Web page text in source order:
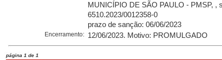
MUNICÍPIO DE SÃO PAULO - PMSP, ,
6510.2023/0012358-0
prazo de sanção: 06/06/2023
Encerramento: 12/06/2023. Motivo: PROMULGADO
página 1 de 1